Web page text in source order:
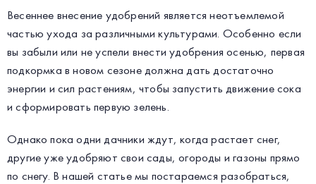
Весеннее внесение удобрений является неотъемлемой
частью ухода за различными культурами. Особенно если
вы забыли или не успели внести удобрения осенью, первая
подкормка в новом сезоне должна дать достаточно
энергии и сил растениям, чтобы запустить движение сока
и сформировать первую зелень.
Однако пока одни дачники ждут, когда растает снег,
другие уже удобряют свои сады, огороды и газоны прямо
по снегу. В нашей статье мы постараемся разобраться,